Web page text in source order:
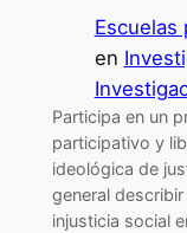
Escuelas
en
Participa en un
participativo y
ideológica de
general
injusticia social